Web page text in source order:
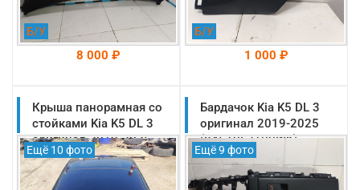
Б/У
8 000 ₽
На складе: Раменское
-->
Б/У
1 000 ₽
На складе: Раменское
-->
Крыша панорамная со
стойками Kia K5 DL 3
оригинал 2019-2025
(81600L2000WK)
Ещё 10 фото
Бардачок Kia K5 DL 3
оригинал 2019-2025
(84510L2100WK)
Ещё 9 фото